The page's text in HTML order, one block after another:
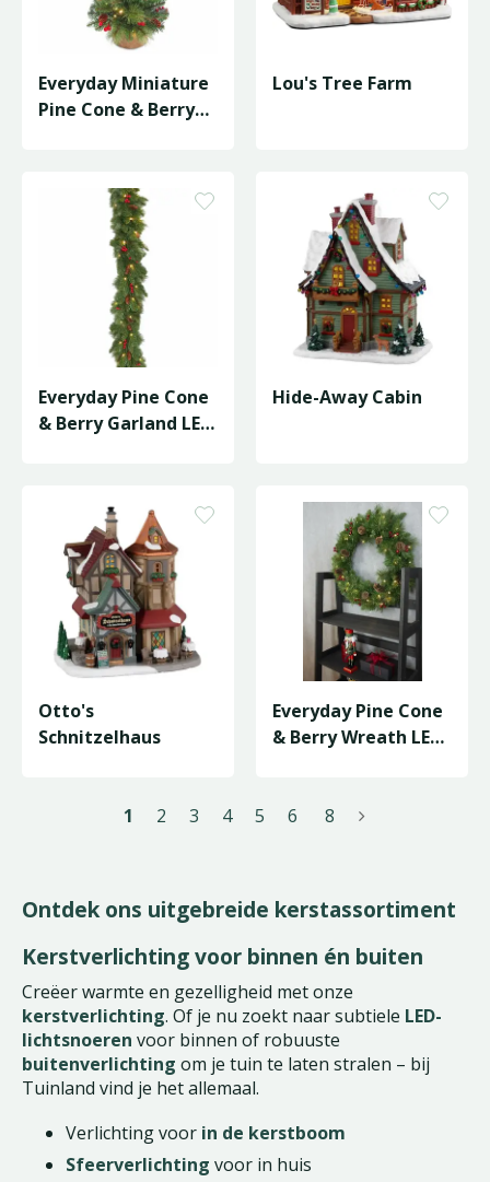
Everyday Miniature
Pine Cone & Berry
Lou's Tree Farm
Everyday Pine Cone
& Berry Garland LED
Hide-Away Cabin
Otto's
Schnitzelhaus
Everyday Pine Cone
& Berry Wreath LED
1 2 3 4 5 6 8
Ontdek ons uitgebreide kerstassortiment
Kerstverlichting voor binnen én buiten
Creëer warmte en gezelligheid met onze
kerstverlichting. Of je nu zoekt naar subtiele LED-
lichtsnoeren voor binnen of robuuste
buitenverlichting om je tuin te laten stralen – bij
Tuinland vind je het allemaal.
Verlichting voor in de kerstboom
Sfeerverlichting voor in huis